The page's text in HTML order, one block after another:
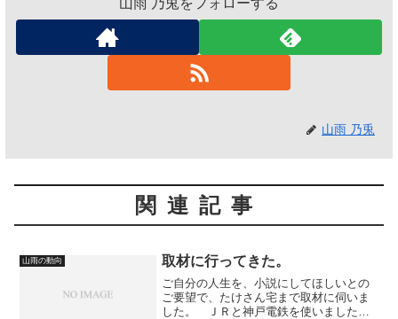
山雨 乃兎
関連記事
山雨の動向 取材に行ってきた。
ご自分の人生を、小説にしてほしいとの
ご要望で、たけさん宅まで取材に伺いま
した。 ＪＲと神戸電鉄を使いました。